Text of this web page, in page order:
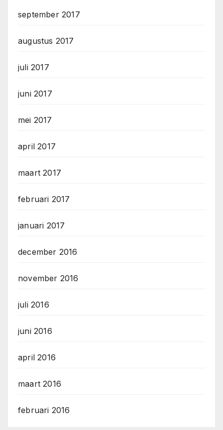
september 2017
augustus 2017
juli 2017
juni 2017
mei 2017
april 2017
maart 2017
februari 2017
januari 2017
december 2016
november 2016
juli 2016
juni 2016
april 2016
maart 2016
februari 2016